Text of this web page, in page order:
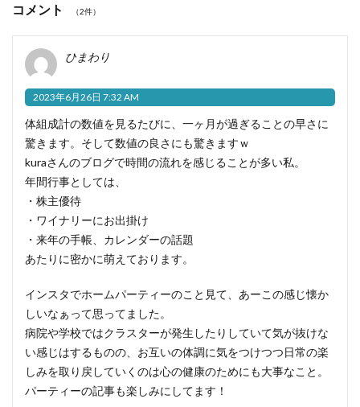
コメント （2件）
ひまわり
2023年6月26日 7:32 AM
体組成計の数値を見るたびに、一ヶ月が過ぎることの早さに
驚きます。そして数値の良さにも驚きますｗ
kuraさんのブログで時間の流れを感じることが多い私。
年間行事としては、
・株主優待
・ワイナリーにお出掛け
・来年の手帳、カレンダーの話題
あたりに密かに萌えております。
インスタでホームパーティーのこと見て、あーこの感じ懐か
しいなぁって思ってました。
病院や学校ではクラスターが発生したりしていて気が抜けな
い感じはするものの、お互いの体調に気をつけつつ日常の楽
しみを取り戻していくのは心の健康のためにも大事なこと。
パーティーの記事も楽しみにしてます！